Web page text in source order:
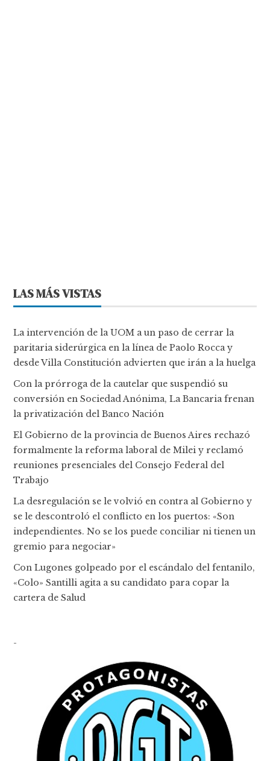
LAS MÁS VISTAS
La intervención de la UOM a un paso de cerrar la
paritaria siderúrgica en la línea de Paolo Rocca y
desde Villa Constitución advierten que irán a la huelga
Con la prórroga de la cautelar que suspendió su
conversión en Sociedad Anónima, La Bancaria frenan
la privatización del Banco Nación
El Gobierno de la provincia de Buenos Aires rechazó
formalmente la reforma laboral de Milei y reclamó
reuniones presenciales del Consejo Federal del
Trabajo
La desregulación se le volvió en contra al Gobierno y
se le descontroló el conflicto en los puertos: «Son
independientes. No se los puede conciliar ni tienen un
gremio para negociar»
Con Lugones golpeado por el escándalo del fentanilo,
«Colo» Santilli agita a su candidato para copar la
cartera de Salud
-